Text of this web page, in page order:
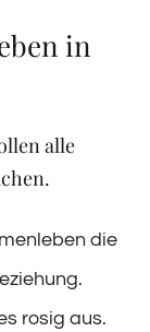
in
alle
die
rosig aus.